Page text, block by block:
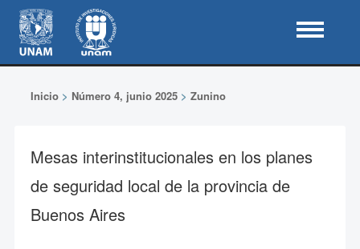
Inicio> Número 4, junio 2025> Zunino
Mesas interinstitucionales en los planes
de seguridad local de la provincia de
Buenos Aires